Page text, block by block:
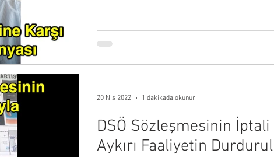
DSÖ Sözleşmesinin İptali
Aykırı Faaliyetin
20 Nis 2022 1 dakikada okunur